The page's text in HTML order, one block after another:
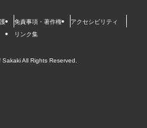
免責事項・著作権
アクセシビリティ
リンク集
All Rights Reserved.